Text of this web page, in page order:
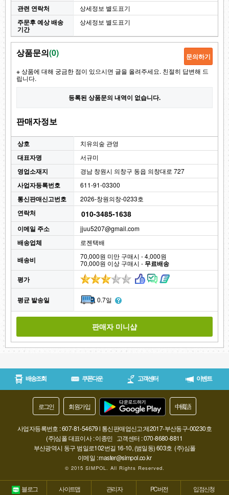
관련 연락처 상세정보 별도표기
주문후 예상 배송
기간
상세정보 별도표기
상품문의(0) 문의하기
판매자정보
상호 치유의숲 관영
대표자명 서규미
영업소재지 경남 창원시 의창구 동읍 의창대로 727
사업자등록번호 611-91-03300
통신판매신고번호 2026-창원의창-0233호
연락처 010-3485-1638
이메일 주소 jjuu5207@gmail.com
배송업체 로젠택배
배송비
70,000원 미만 구매시 - 4,000원
70,000원 이상 구매시 - 무료배송
평가
평균 발송일 0.7일
판매자 미니샵
배송조회 쿠폰다운 고객센터 이벤트
로그인 회원가입 中國語
사업자등록번호 : 607-81-54679 l 통신판매업신고:제2017-부산동구-00230호
(주)심폴 대표이사 : 이종민 고객센터 : 070-8680-8811
부산광역시 동구 범일로102번길 16-10, (범일동) 603호 (주)심폴
이메일 : master@simpol.co.kr
© 2015 SIMPOL. All Rights Reserved.
블로그 사이트맵 관리자 PC버전 입점신청